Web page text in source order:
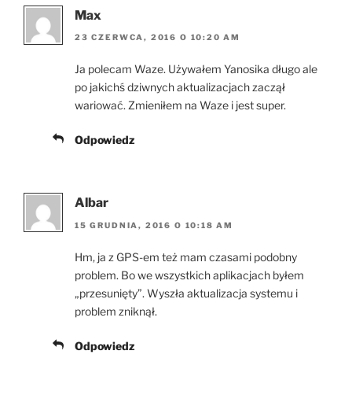
Max
23 CZERWCA, 2016 O 10:20 AM
Ja polecam Waze. Używałem Yanosika długo ale
po jakichś dziwnych aktualizacjach zaczął
wariować. Zmieniłem na Waze i jest super.
Odpowiedz
Albar
15 GRUDNIA, 2016 O 10:18 AM
Hm, ja z GPS-em też mam czasami podobny
problem. Bo we wszystkich aplikacjach byłem
„przesunięty”. Wyszła aktualizacja systemu i
problem zniknął.
Odpowiedz